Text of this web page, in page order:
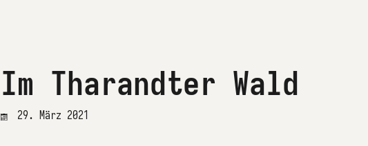
Im Tharandter Wald
29. März 2021